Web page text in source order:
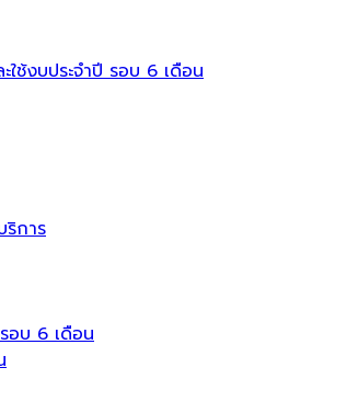
ช้งบประจำปี รอบ 6 เดือน
ริการ
อบ 6 เดือน